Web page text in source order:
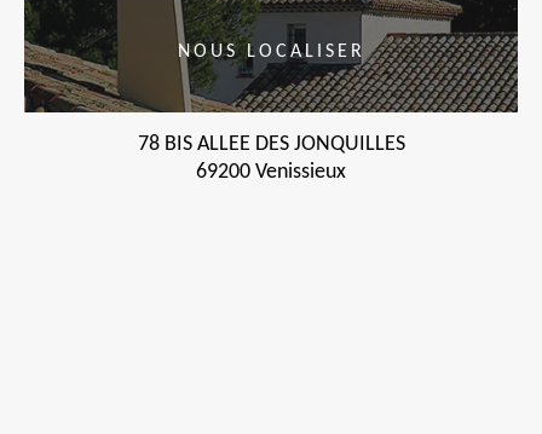
NOUS LOCALISER
78 BIS ALLEE DES JONQUILLES
69200 Venissieux